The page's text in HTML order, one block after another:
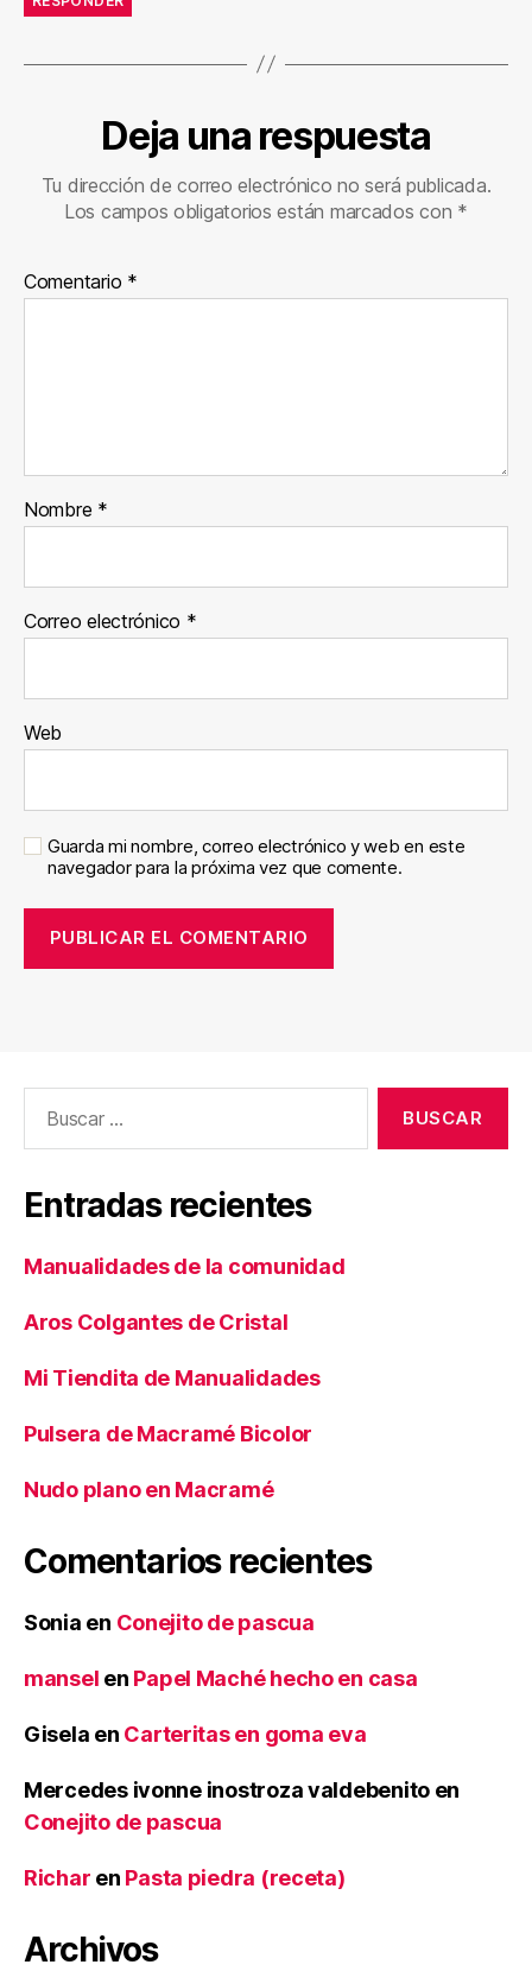
Deja una respuesta
Tu dirección de correo electrónico no será publicada.
Los campos obligatorios están marcados con *
Comentario *
Nombre *
Correo electrónico *
Web
Guarda mi nombre, correo electrónico y web en este
navegador para la próxima vez que comente.
Entradas recientes
Manualidades de la comunidad
Aros Colgantes de Cristal
Mi Tiendita de Manualidades
Pulsera de Macramé Bicolor
Nudo plano en Macramé
Comentarios recientes
Sonia en Conejito de pascua
mansel en Papel Maché hecho en casa
Gisela en Carteritas en goma eva
Mercedes ivonne inostroza valdebenito en
Conejito de pascua
Richar en Pasta piedra (receta)
Archivos